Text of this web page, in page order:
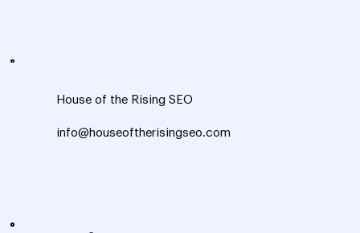
House of the Rising SEO
info@houseoftherisingseo.com